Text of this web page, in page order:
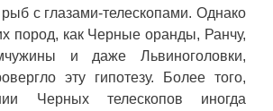
с глазами-телескопами. Однако
пород, как Черные оранды, Ранчу,
и даже Львиноголовки,
эту гипотезу. Более того,
Черных телескопов иногда